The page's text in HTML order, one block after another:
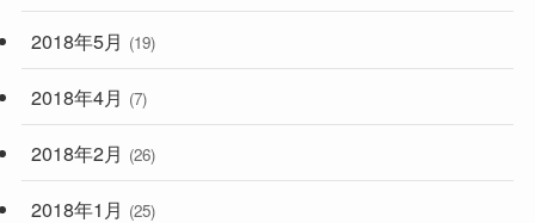
2018年5月 (19)
2018年4月 (7)
2018年2月 (26)
2018年1月 (25)